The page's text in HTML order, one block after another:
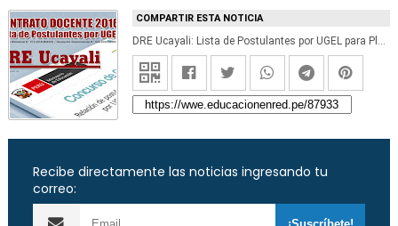
COMPARTIR ESTA NOTICIA
DRE Ucayali: Lista de Postulantes por UGEL para Plazas Vacantes - Contrato Docente 2016 - www.dreucayali.com
Recibe directamente las noticias ingresando tu
correo: